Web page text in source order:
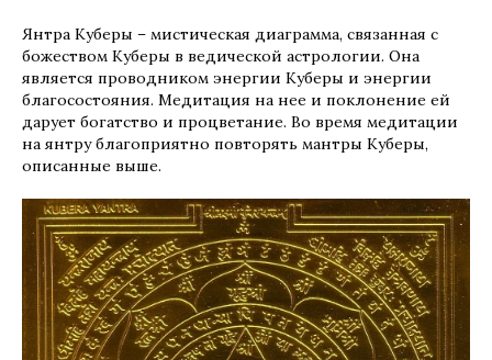
Янтра Куберы – мистическая диаграмма, связанная с
божеством Куберы в ведической астрологии. Она
является проводником энергии Куберы и энергии
благосостояния. Медитация на нее и поклонение ей
дарует богатство и процветание. Во время медитации
на янтру благоприятно повторять мантры Куберы,
описанные выше.